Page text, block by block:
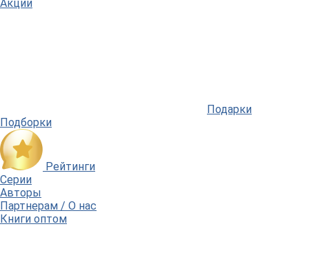
Акции
Подарки
Подборки
Рейтинги
Серии
Авторы
Партнерам / О нас
Книги оптом